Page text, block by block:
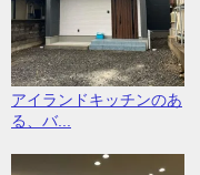
アイランドキッチンのあ
る、バ...